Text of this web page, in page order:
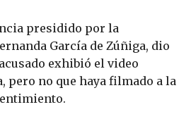
presidido por la
García de Zúñiga, dio
exhibió el video
pero no que haya filmado a la